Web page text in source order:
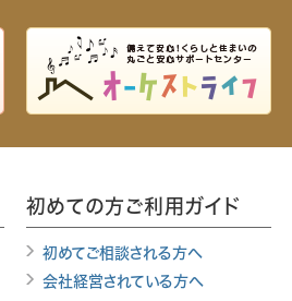
初めての方ご利用ガイド
初めてご相談される方へ
会社経営されている方へ